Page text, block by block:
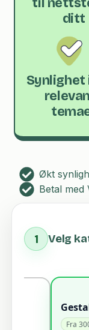
ditt
Synlighet
Økt
Betal
1 Velg
Fra